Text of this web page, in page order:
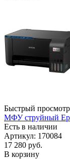
Быстрый просмотр
МФУ струйный
Есть в наличии
Артикул: 170084
17 280 руб.
В корзину